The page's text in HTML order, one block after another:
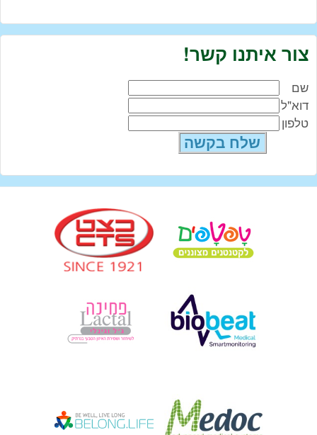
צור איתנו קשר!
שם
דוא"ל
טלפון